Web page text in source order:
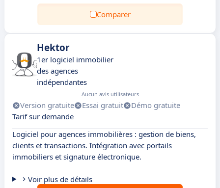
Comparer
Hektor
1er logiciel immobilier
des agences
indépendantes
Aucun avis utilisateurs
Version gratuite Essai gratuit
Démo gratuite
Tarif sur demande
Logiciel pour agences immobilières : gestion de biens,
clients et transactions. Intégration avec portails
immobiliers et signature électronique.
Voir plus de détails